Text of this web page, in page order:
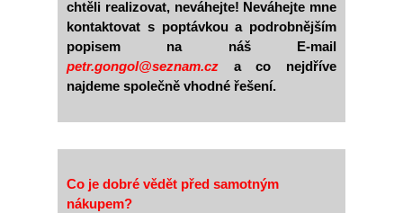
chtěli realizovat, neváhejte! Neváhejte mne
kontaktovat s poptávkou a podrobnějším
popisem na náš E-mail
petr.gongol@seznam.cz a co nejdříve
najdeme společně vhodné řešení.
Co je dobré vědět před samotným
nákupem?